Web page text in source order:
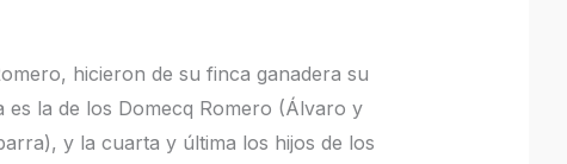
hicieron de su finca ganadera su
es la de los Domecq Romero (Álvaro y
y la cuarta y última los hijos de los